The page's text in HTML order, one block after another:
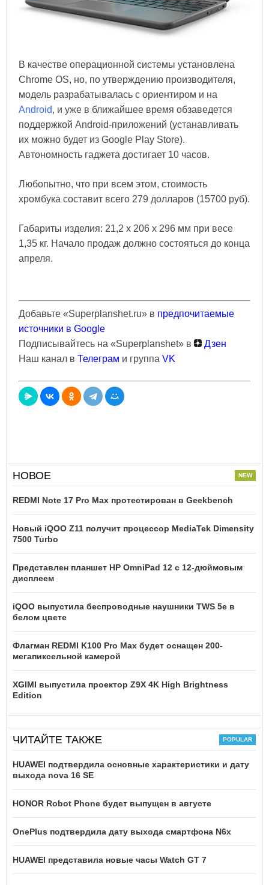
В качестве операционной системы установлена
Chrome OS, но, по утверждению производителя,
модель разрабатывалась с ориентиром и на
Android, и уже в ближайшее время обзаведется
поддержкой Android-приложений (устанавливать
их можно будет из Google Play Store).
Автономность гаджета достигает 10 часов.
Любопытно, что при всем этом, стоимость
хромбука составит всего 279 долларов (15700 руб).
Габариты изделия: 21,2 x 206 x 296 мм при весе
1,35 кг. Начало продаж должно состояться до конца
апреля.
Добавьте «Superplanshet.ru» в предпочитаемые
источники в Google
Подписывайтесь на «Superplanshet» в
Дзен
Наш канал в Телеграм и группа VK
НОВОЕ
REDMI Note 17 Pro Max протестирован в Geekbench
Новый iQOO Z11 получит процессор MediaTek Dimensity
7500 Turbo
Представлен планшет HP OmniPad 12 с 12-дюймовым
дисплеем
iQOO выпустила беспроводные наушники TWS 5e в
белом цвете
Флагман REDMI K100 Pro Max будет оснащен 200-
мегапиксельной камерой
XGIMI выпустила проектор Z9X 4K High Brightness
Edition
ЧИТАЙТЕ ТАКЖЕ
HUAWEI подтвердила основные характеристики и дату
выхода nova 16 SE
HONOR Robot Phone будет выпущен в августе
OnePlus подтвердила дату выхода смартфона N6x
HUAWEI представила новые часы Watch GT 7